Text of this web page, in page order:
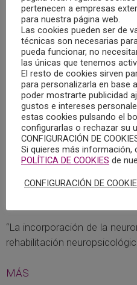
12/03/2026 – II
NEUROPSICOLOGÍA
“La incorporación de la
rehabilitación
MÁS
pertenecen a empresas
para nuestra página web.
Las cookies pueden ser de
técnicas son necesarias
pueda funcionar, no
las únicas que tenemos
El resto de cookies sirven
para personalizarla en base
poder mostrarte publicidad
gustos e intereses
estas cookies pulsando el
configurarlas o rechazar su
CONFIGURACIÓN DE
Si quieres más información,
POLÍTICA DE COOKIES de
CONFIGURACIÓN DE